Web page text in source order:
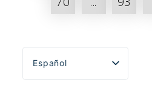
Español
English